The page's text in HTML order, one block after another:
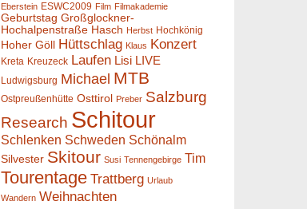
Eberstein ESWC2009 Film Filmakademie
Geburtstag Großglockner-
Hochalpenstraße Hasch Herbst Hochkönig
Hoher Göll Hüttschlag Klaus Konzert
Kreta Kreuzeck Laufen Lisi LIVE
Ludwigsburg Michael MTB
Ostpreußenhütte Osttirol Preber Salzburg
Research Schitour
Schlenken Schweden Schönalm
Silvester Skitour Susi Tennengebirge Tim
Tourentage Trattberg Urlaub
Wandern Weihnachten